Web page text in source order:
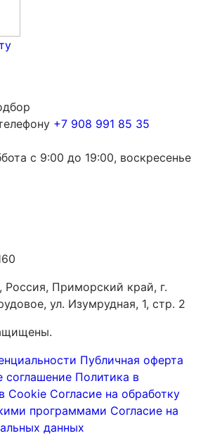
+7 908 991 85 35
с 9:00 до 19:00, воскресенье
Приморский край, г.
ул. Изумрудная, 1, стр. 2
Публичная оферта
соглашение Политика в
Cookie Согласие на обработку
программами Согласие на
данных